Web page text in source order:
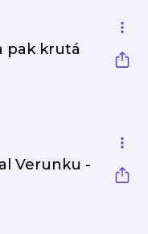
pak krutá
Verunku -